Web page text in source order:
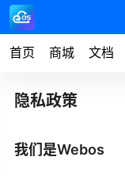
首页 商城 文档
隐私政策
我们是Webos